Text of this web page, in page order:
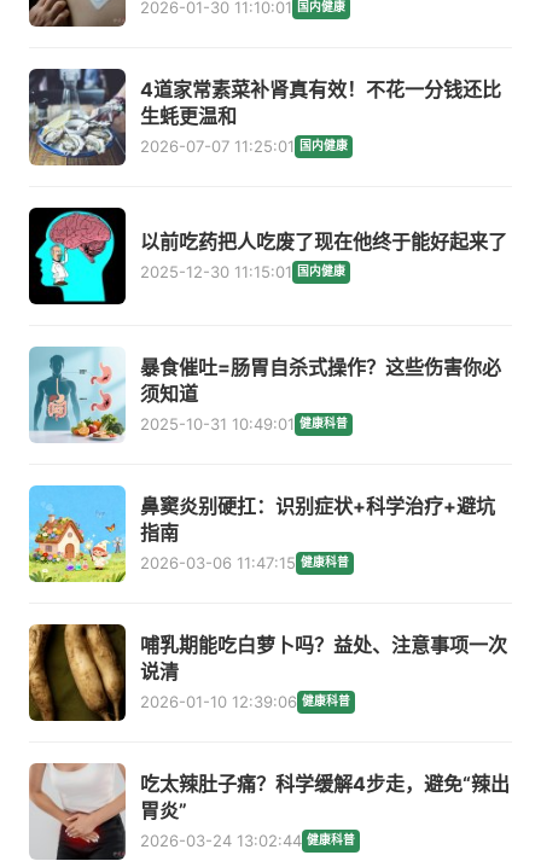
2026-01-30 11:10:01 国内健康
4道家常素菜补肾真有效！不花一分钱还比
生蚝更温和
2026-07-07 11:25:01 国内健康
以前吃药把人吃废了现在他终于能好起来了
2025-12-30 11:15:01 国内健康
暴食催吐=肠胃自杀式操作？这些伤害你必
须知道
2025-10-31 10:49:01 健康科普
鼻窦炎别硬扛：识别症状+科学治疗+避坑
指南
2026-03-06 11:47:15 健康科普
哺乳期能吃白萝卜吗？益处、注意事项一次
说清
2026-01-10 12:39:06 健康科普
吃太辣肚子痛？科学缓解4步走，避免“辣出
胃炎”
2026-03-24 13:02:44 健康科普